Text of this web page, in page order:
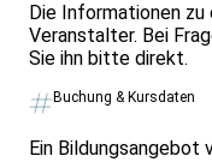
Die Informationen
Veranstalter. Bei
Sie ihn bitte direkt.
Buchung & Kursdaten
Ein Bildungsangebot